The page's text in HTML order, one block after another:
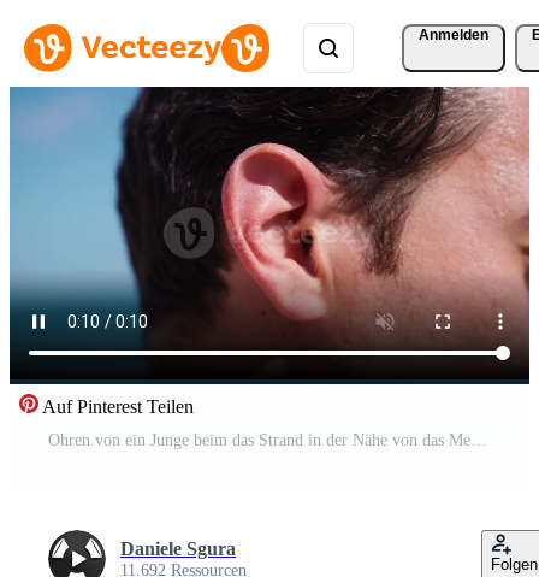
Anmelden
Auf Pinterest Teilen
Ohren von ein Junge beim das Strand in der Nähe von das Meer Hör mal zu das Klang von das Ozean Pro Video
Daniele Sgura
11.692 Ressourcen Folgen